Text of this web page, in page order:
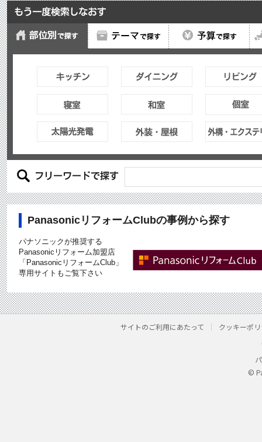
PanasonicリフォームClubの事例から探す
パナソニックが推奨する
Panasonicリフォーム加盟店
「PanasonicリフォームClub」
専用サイトもご覧下さい
サイトのご利用にあたって クッキーポ
©